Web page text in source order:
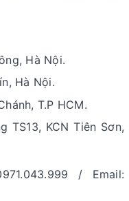
Hà Nội.
Hà Nội.
T.P HCM.
TS13, KCN Tiên Sơn,
/ Email: